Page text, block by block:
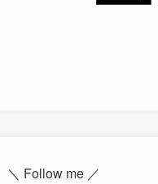
＼ Follow me ／